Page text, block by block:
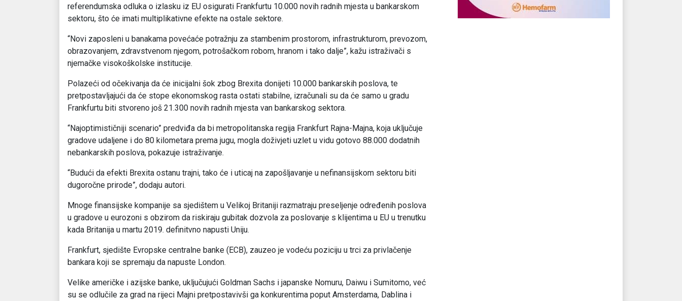
referendumska odluka o izlasku iz EU osigurati Frankfurtu 10.000 novih radnih mjesta u bankarskom
sektoru, što će imati multiplikativne efekte na ostale sektore.
“Novi zaposleni u banakama povećaće potražnju za stambenim prostorom, infrastrukturom, prevozom,
obrazovanjem, zdravstvenom njegom, potrošačkom robom, hranom i tako dalje”, kažu istraživači s
njemačke visokoškolske institucije.
Polazeći od očekivanja da će inicijalni šok zbog Brexita donijeti 10.000 bankarskih poslova, te
pretpostavljajući da će stope ekonomskog rasta ostati stabilne, izračunali su da će samo u gradu
Frankfurtu biti stvoreno još 21.300 novih radnih mjesta van bankarskog sektora.
“Najoptimističniji scenario” predviđa da bi metropolitanska regija Frankfurt Rajna-Majna, koja uključuje
gradove udaljene i do 80 kilometara prema jugu, mogla doživjeti uzlet u vidu gotovo 88.000 dodatnih
nebankarskih poslova, pokazuje istraživanje.
“Budući da efekti Brexita ostanu trajni, tako će i uticaj na zapošljavanje u nefinansijskom sektoru biti
dugoročne prirode”, dodaju autori.
Mnoge finansijske kompanije sa sjedištem u Velikoj Britaniji razmatraju preseljenje određenih poslova
u gradove u eurozoni s obzirom da riskiraju gubitak dozvola za poslovanje s klijentima u EU u trenutku
kada Britanija u martu 2019. definitvno napusti Uniju.
Frankfurt, sjedište Evropske centralne banke (ECB), zauzeo je vodeću poziciju u trci za privlačenje
bankara koji se spremaju da napuste London.
Velike američke i azijske banke, uključujući Goldman Sachs i japanske Nomuru, Daiwu i Sumitomo, već
su se odlučile za grad na rijeci Majni pretpostavivši ga konkurentima poput Amsterdama, Dablina i